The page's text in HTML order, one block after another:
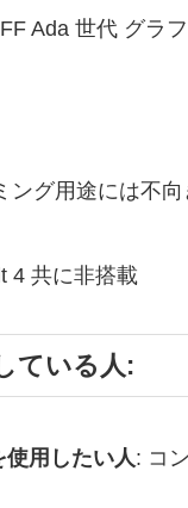
Ada 世代 グラ
ング用途には不向
4 共に非搭載
ている人:
使用したい人: コ